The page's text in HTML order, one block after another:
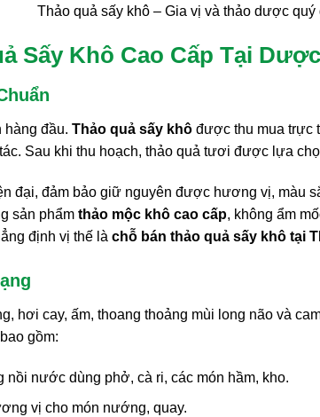
Thảo quả sấy khô – Gia vị và thảo dược quý
Sấy Khô Cao Cấp Tại
đầu. Thảo quả sấy khô được thu mua trực
Sau khi thu hoạch, thảo quả tươi được lựa
đại, đảm bảo giữ nguyên được hương vị, màu
sản phẩm thảo mộc khô cao cấp, không ẩm
định vị thế là chỗ bán thảo quả sấy khô tại
hơi cay, ấm, thoang thoảng mùi long não và
gồm:
nồi nước dùng phở, cà ri, các món hầm, kho.
vị cho món nướng, quay.